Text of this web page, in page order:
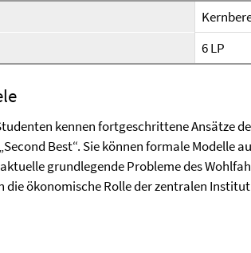
6 LP
kennen fortgeschrittene Ansätze
Best“. Sie können formale Modelle
grundlegende Probleme des
die ökonomische Rolle der zentralen